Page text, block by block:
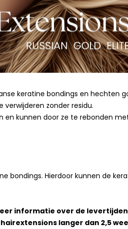
keratine bondings en hechten
zonder residu.
kunnen door ze te rebonden
bondings. Hierdoor kunnen de
informatie over de
langer dan 2,5